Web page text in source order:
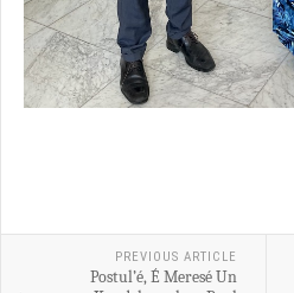
PREVIOUS ARTICLE
Postul’é, É Meresé Un